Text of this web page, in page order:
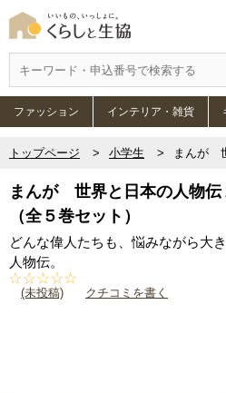
ファッション インテリア・雑貨
トップページ 小学生 まんが
まんが 世界と日本の人物伝
（全５巻セット）
どんな偉人たちも、悩みながら大
人物伝。
(未投稿) クチコミを書く